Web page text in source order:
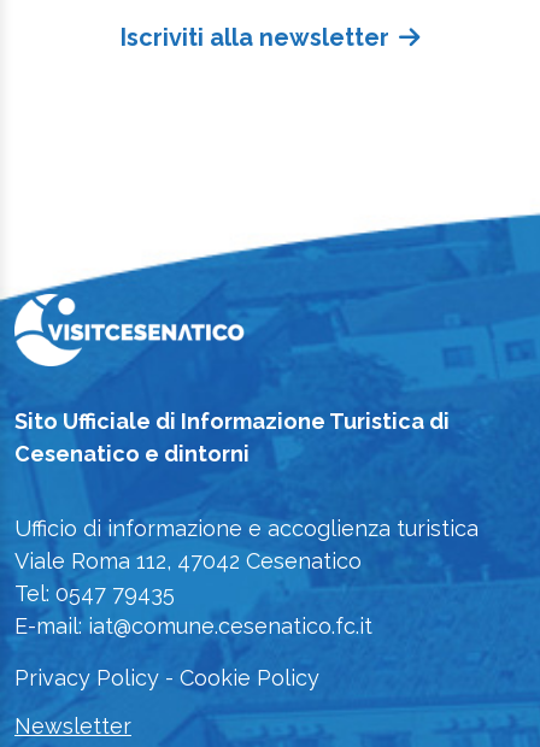
Iscriviti alla newsletter
Sito Ufficiale di Informazione Turistica di
Cesenatico e dintorni
Ufficio di informazione e accoglienza turistica
Viale Roma 112, 47042 Cesenatico
Tel: 0547 79435
E-mail: iat@comune.cesenatico.fc.it
Privacy Policy - Cookie Policy
Newsletter